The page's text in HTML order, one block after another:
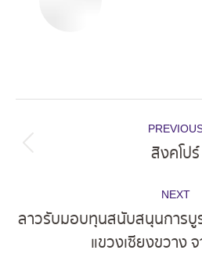
navigation
สิงคโปร์
NEXT
Next
ลาวรับมอบทุนสนับสนุนการบู
แขวงเซียงขวาง